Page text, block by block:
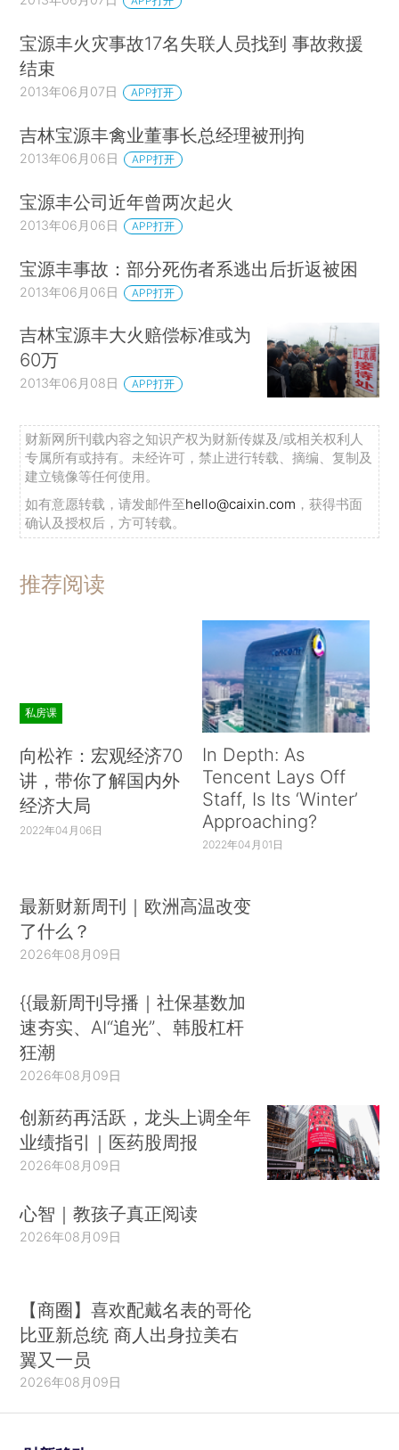
宝源丰火灾事故17名失联人员找到 事故救援
结束
2013年06月07日 APP打开
吉林宝源丰禽业董事长总经理被刑拘
2013年06月06日 APP打开
宝源丰公司近年曾两次起火
2013年06月06日 APP打开
宝源丰事故：部分死伤者系逃出后折返被困
2013年06月06日 APP打开
吉林宝源丰大火赔偿标准或为
60万
2013年06月08日 APP打开
财新网所刊载内容之知识产权为财新传媒及/或相关权利人
专属所有或持有。未经许可，禁止进行转载、摘编、复制及
建立镜像等任何使用。
如有意愿转载，请发邮件至hello@caixin.com ，获得书面
确认及授权后，方可转载。
推荐阅读
私房课
向松祚：宏观经济70
讲，带你了解国内外
经济大局
2022年04月06日
In Depth: As
Tencent Lays Off
Staff, Is Its ‘Winter’
Approaching?
2022年04月01日
最新财新周刊｜欧洲高温改变
了什么？
2026年08月09日
{{最新周刊导播｜社保基数加
速夯实、AI“追光”、韩股杠杆
狂潮
2026年08月09日
创新药再活跃，龙头上调全年
业绩指引｜医药股周报
2026年08月09日
心智｜教孩子真正阅读
2026年08月09日
【商圈】喜欢配戴名表的哥伦
比亚新总统 商人出身拉美右
翼又一员
2026年08月09日